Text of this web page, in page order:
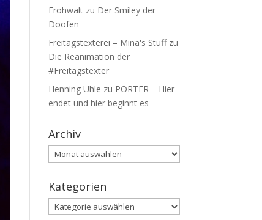
Frohwaltzu Der Smiley der
Doofen
Freitagstexterei – Mina's Stuffzu
Die Reanimation der
#Freitagstexter
Henning Uhle zu PORTER – Hier
endet und hier beginnt es
Archiv
Archiv
Kategorien
Kategorien